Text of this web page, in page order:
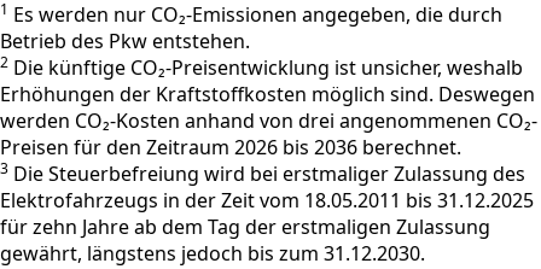
1 Es werden nur CO₂-Emissionen angegeben, die durch
Betrieb des Pkw entstehen.
2 Die künftige CO₂-Preisentwicklung ist unsicher, weshalb
Erhöhungen der Kraftstoffkosten möglich sind. Deswegen
werden CO₂-Kosten anhand von drei angenommenen CO₂-
Preisen für den Zeitraum 2026 bis 2036 berechnet.
3 Die Steuerbefreiung wird bei erstmaliger Zulassung des
Elektrofahrzeugs in der Zeit vom 18.05.2011 bis 31.12.2025
für zehn Jahre ab dem Tag der erstmaligen Zulassung
gewährt, längstens jedoch bis zum 31.12.2030.